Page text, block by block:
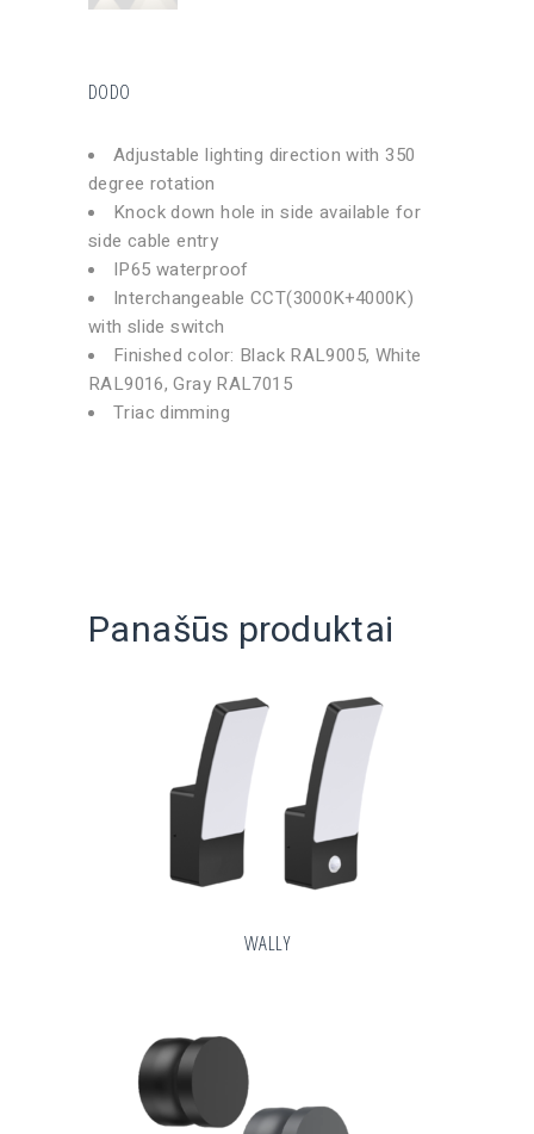
DODO
Adjustable lighting direction with 350
degree rotation
Knock down hole in side available for
side cable entry
IP65 waterproof
Interchangeable CCT(3000K+4000K)
with slide switch
Finished color: Black RAL9005, White
RAL9016, Gray RAL7015
Triac dimming
Panašūs produktai
WALLY